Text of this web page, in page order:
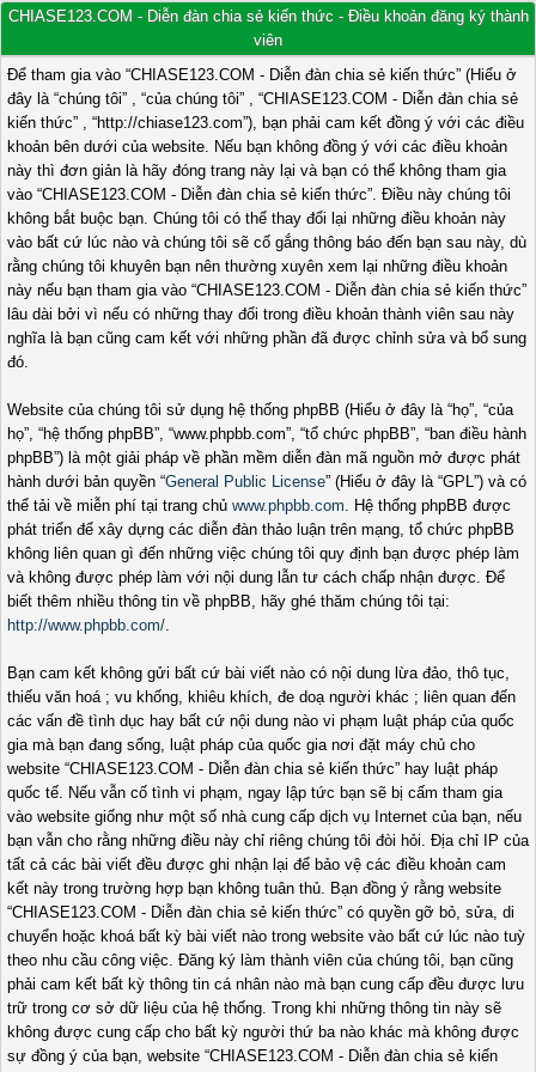
CHIASE123.COM - Diễn đàn chia sẻ kiến thức - Điều khoản đăng ký thành
viên
Để tham gia vào “CHIASE123.COM - Diễn đàn chia sẻ kiến thức” (Hiểu ở
đây là “chúng tôi” , “của chúng tôi” , “CHIASE123.COM - Diễn đàn chia sẻ
kiến thức” , “http://chiase123.com”), bạn phải cam kết đồng ý với các điều
khoản bên dưới của website. Nếu bạn không đồng ý với các điều khoản
này thì đơn giản là hãy đóng trang này lại và bạn có thể không tham gia
vào “CHIASE123.COM - Diễn đàn chia sẻ kiến thức”. Điều này chúng tôi
không bắt buộc bạn. Chúng tôi có thể thay đổi lại những điều khoản này
vào bất cứ lúc nào và chúng tôi sẽ cố gắng thông báo đến bạn sau này, dù
rằng chúng tôi khuyên bạn nên thường xuyên xem lại những điều khoản
này nếu bạn tham gia vào “CHIASE123.COM - Diễn đàn chia sẻ kiến thức”
lâu dài bởi vì nếu có những thay đổi trong điều khoản thành viên sau này
nghĩa là bạn cũng cam kết với những phần đã được chỉnh sửa và bổ sung
đó.
Website của chúng tôi sử dụng hệ thống phpBB (Hiểu ở đây là “họ”, “của
họ”, “hệ thống phpBB”, “www.phpbb.com”, “tổ chức phpBB”, “ban điều hành
phpBB”) là một giải pháp về phần mềm diễn đàn mã nguồn mở được phát
hành dưới bản quyền “General Public License” (Hiểu ở đây là “GPL”) và có
thể tải về miễn phí tại trang chủ www.phpbb.com. Hệ thống phpBB được
phát triển để xây dựng các diễn đàn thảo luận trên mạng, tổ chức phpBB
không liên quan gì đến những việc chúng tôi quy định bạn được phép làm
và không được phép làm với nội dung lẫn tư cách chấp nhận được. Để
biết thêm nhiều thông tin về phpBB, hãy ghé thăm chúng tôi tại:
http://www.phpbb.com/.
Bạn cam kết không gửi bất cứ bài viết nào có nội dung lừa đảo, thô tục,
thiếu văn hoá ; vu khống, khiêu khích, đe doạ người khác ; liên quan đến
các vấn đề tình dục hay bất cứ nội dung nào vi phạm luật pháp của quốc
gia mà bạn đang sống, luật pháp của quốc gia nơi đặt máy chủ cho
website “CHIASE123.COM - Diễn đàn chia sẻ kiến thức” hay luật pháp
quốc tế. Nếu vẫn cố tình vi phạm, ngay lập tức bạn sẽ bị cấm tham gia
vào website giống như một số nhà cung cấp dịch vụ Internet của bạn, nếu
bạn vẫn cho rằng những điều này chỉ riêng chúng tôi đòi hỏi. Địa chỉ IP của
tất cả các bài viết đều được ghi nhận lại để bảo vệ các điều khoản cam
kết này trong trường hợp bạn không tuân thủ. Bạn đồng ý rằng website
“CHIASE123.COM - Diễn đàn chia sẻ kiến thức” có quyền gỡ bỏ, sửa, di
chuyển hoặc khoá bất kỳ bài viết nào trong website vào bất cứ lúc nào tuỳ
theo nhu cầu công việc. Đăng ký làm thành viên của chúng tôi, bạn cũng
phải cam kết bất kỳ thông tin cá nhân nào mà bạn cung cấp đều được lưu
trữ trong cơ sở dữ liệu của hệ thống. Trong khi những thông tin này sẽ
không được cung cấp cho bất kỳ người thứ ba nào khác mà không được
sự đồng ý của bạn, website “CHIASE123.COM - Diễn đàn chia sẻ kiến